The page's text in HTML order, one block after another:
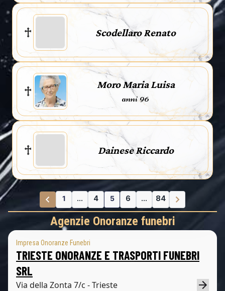
Scodellaro Renato
Moro Maria Luisa
anni 96
Dainese Riccardo
1 ... 4 5 6 ... 84
Agenzie Onoranze funebri
Impresa Onoranze Funebri
TRIESTE ONORANZE E TRASPORTI FUNEBRI
SRL
Via della Zonta 7/c - Trieste